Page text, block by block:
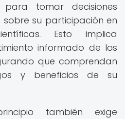
tomar decisiones
su participación en
Esto implica
informado de los
que comprendan
y beneficios de su
también exige